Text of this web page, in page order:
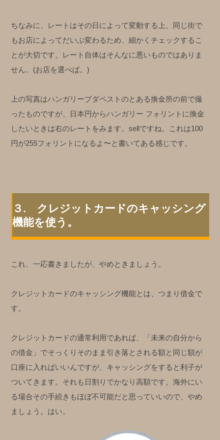
ちなみに、レートはその日によって変動する上、同じ街で
もお店によってだいぶ変わるため、細かくチェックするこ
とが大切です。レート自体はそんなに悪いものではありま
せん。(お店を選べば。)
上の写真はハンガリーブダペストのとある換金所の前で撮
ったものですが、日本円からハンガリー フォリントに換金
したいときは右のレートをみます。sellですね。これは100
円が255フォリントになるよ〜と書いてある感じです。
３. クレジットカードのキャッシング
機能を使う。
これ、一応書きましたが、やめときましょう。
クレジットカードのキャッシング機能とは、つまり借金で
す。
クレジットカードの通常利用であれば、「未来の自分から
の借金」でそっくりそのまま引き落とされる額と同じ額が
口座に入ればいいんですが、キャッシングをすると利子が
ついてきます。それも日割りでかなり高額です。海外にい
る場合その手続きもほぼ不可能だと思っていいので、やめ
ましょう。はい。